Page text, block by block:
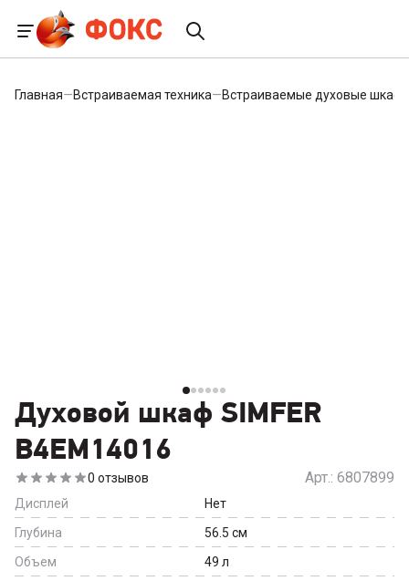
Главная—Встраиваемая техника—Встраиваемые духовые
Духовой шкаф SIMFER
B4EM14016
0 отзывов Арт.: 6807899
Дисплей
Нет
Глубина
56.5 см
Объем
49 л